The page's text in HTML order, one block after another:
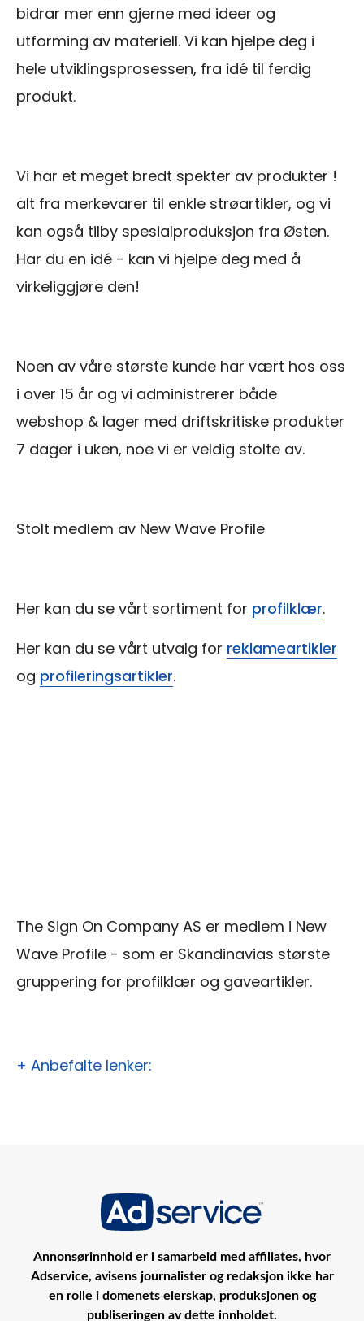
bidrar mer enn gjerne med ideer og
utforming av materiell. Vi kan hjelpe deg i
hele utviklingsprosessen, fra idé til ferdig
produkt.
Vi har et meget bredt spekter av produkter !
alt fra merkevarer til enkle strøartikler, og vi
kan også tilby spesialproduksjon fra Østen.
Har du en idé - kan vi hjelpe deg med å
virkeliggjøre den!
Noen av våre største kunde har vært hos oss
i over 15 år og vi administrerer både
webshop & lager med driftskritiske produkter
7 dager i uken, noe vi er veldig stolte av.
Stolt medlem av New Wave Profile
Her kan du se vårt sortiment for profilklær.
Her kan du se vårt utvalg for reklameartikler
og profileringsartikler.
The Sign On Company AS er medlem i New
Wave Profile - som er Skandinavias største
gruppering for profilklær og gaveartikler.
+ Anbefalte lenker:
Annonsørinnhold er i samarbeid med affiliates, hvor
Adservice, avisens journalister og redaksjon ikke har
en rolle i domenets eierskap, produksjonen og
publiseringen av dette innholdet.